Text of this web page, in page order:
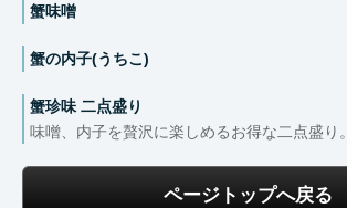
蟹味噌
蟹の内子(うちこ)
蟹珍味 二点盛り
味噌、内子を贅沢に楽しめるお得な二点盛り。
ページトップへ戻る